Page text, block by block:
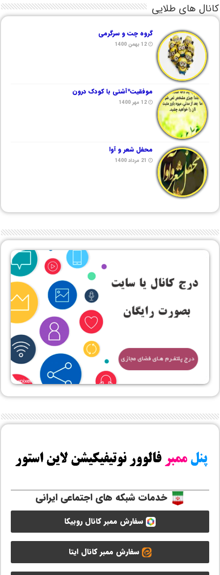
کانال های طلایی
گروه چت و سرگرمی
12 بهمن 1400
موفقیت*آشتی با کودک درون
12 مهر 1400
محفل شعر و آوا
21 مرداد 1400
خدمات شبکه های اجتماعی ایرانی
سفارش ممبر کانال روبیکا
سفارش ممبر کانال ایتا